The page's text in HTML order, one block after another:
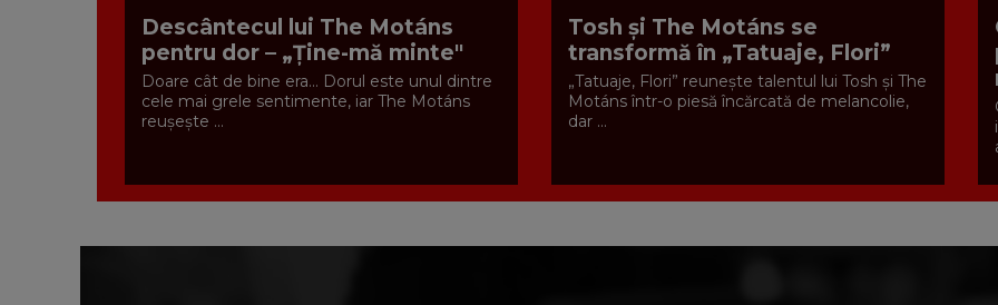
Descântecul lui The Motáns
pentru dor – „Ține-mă minte"
Doare cât de bine era... Dorul este unul dintre
cele mai grele sentimente, iar The Motáns
reușește ...
Tosh și The Motáns se
transformă în „Tatuaje, Flori”
„Tatuaje, Flori” reunește talentul lui Tosh și The
Motáns într-o piesă încărcată de melancolie,
dar ...